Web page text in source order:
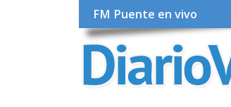
FM Puente en vivo